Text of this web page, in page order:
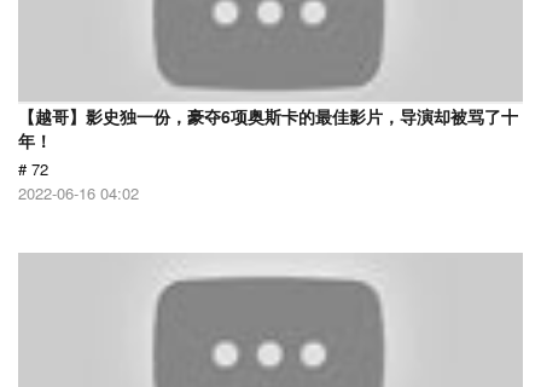
【越哥】影史独一份，豪夺6项奥斯卡的最佳影片，导演却被骂了十
年！
# 72
2022-06-16 04:02